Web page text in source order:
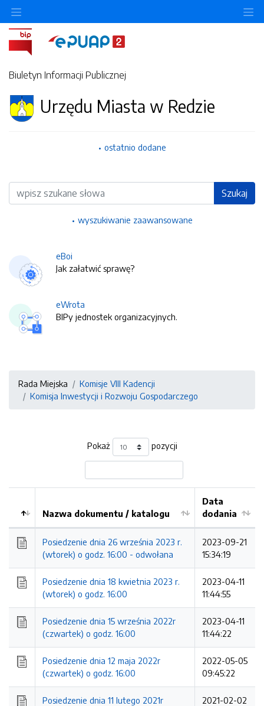
Biuletyn Informacji Publicznej
Urzędu Miasta w Redzie
ostatnio dodane
Wyszukiwarka Szukaj
wyszukiwanie zaawansowane
eBoi
Jak załatwić sprawę?
eWrota
BIPy jednostek organizacyjnych.
Rada Miejska
Komisje VIII Kadencji
Komisja Inwestycji i Rozwoju Gospodarczego
Pokaż pozycji
Kolejność
Nazwa dokumentu / katalogu
Data
dodania
Posiedzenie dnia 26 września 2023 r.
(wtorek) o godz. 16:00 - odwołana
2023-09-21
15:34:19
Posiedzenie dnia 18 kwietnia 2023 r.
(wtorek) o godz. 16:00
2023-04-11
11:44:55
Posiedzenie dnia 15 września 2022r
(czwartek) o godz. 16:00
2023-04-11
11:44:22
Posiedzenie dnia 12 maja 2022r
(czwartek) o godz. 16:00
2022-05-05
09:45:22
Posiedzenie dnia 11 lutego 2021r
2021-02-02